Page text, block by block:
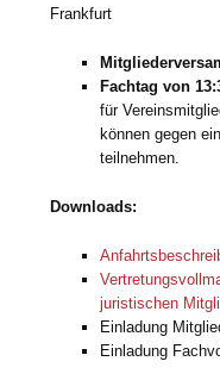
Frankfurt
Fachtag von
für
können gegen
teilnehmen.
Downloads:
juristischen
Einladung
Einladung